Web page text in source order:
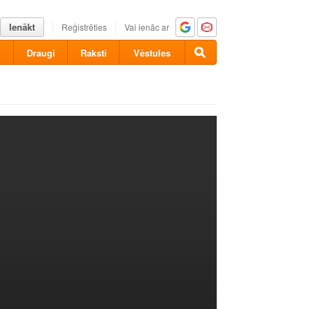
Ienākt Reģistrēties Vai ienāc ar
Draugi Raksti Vēstules